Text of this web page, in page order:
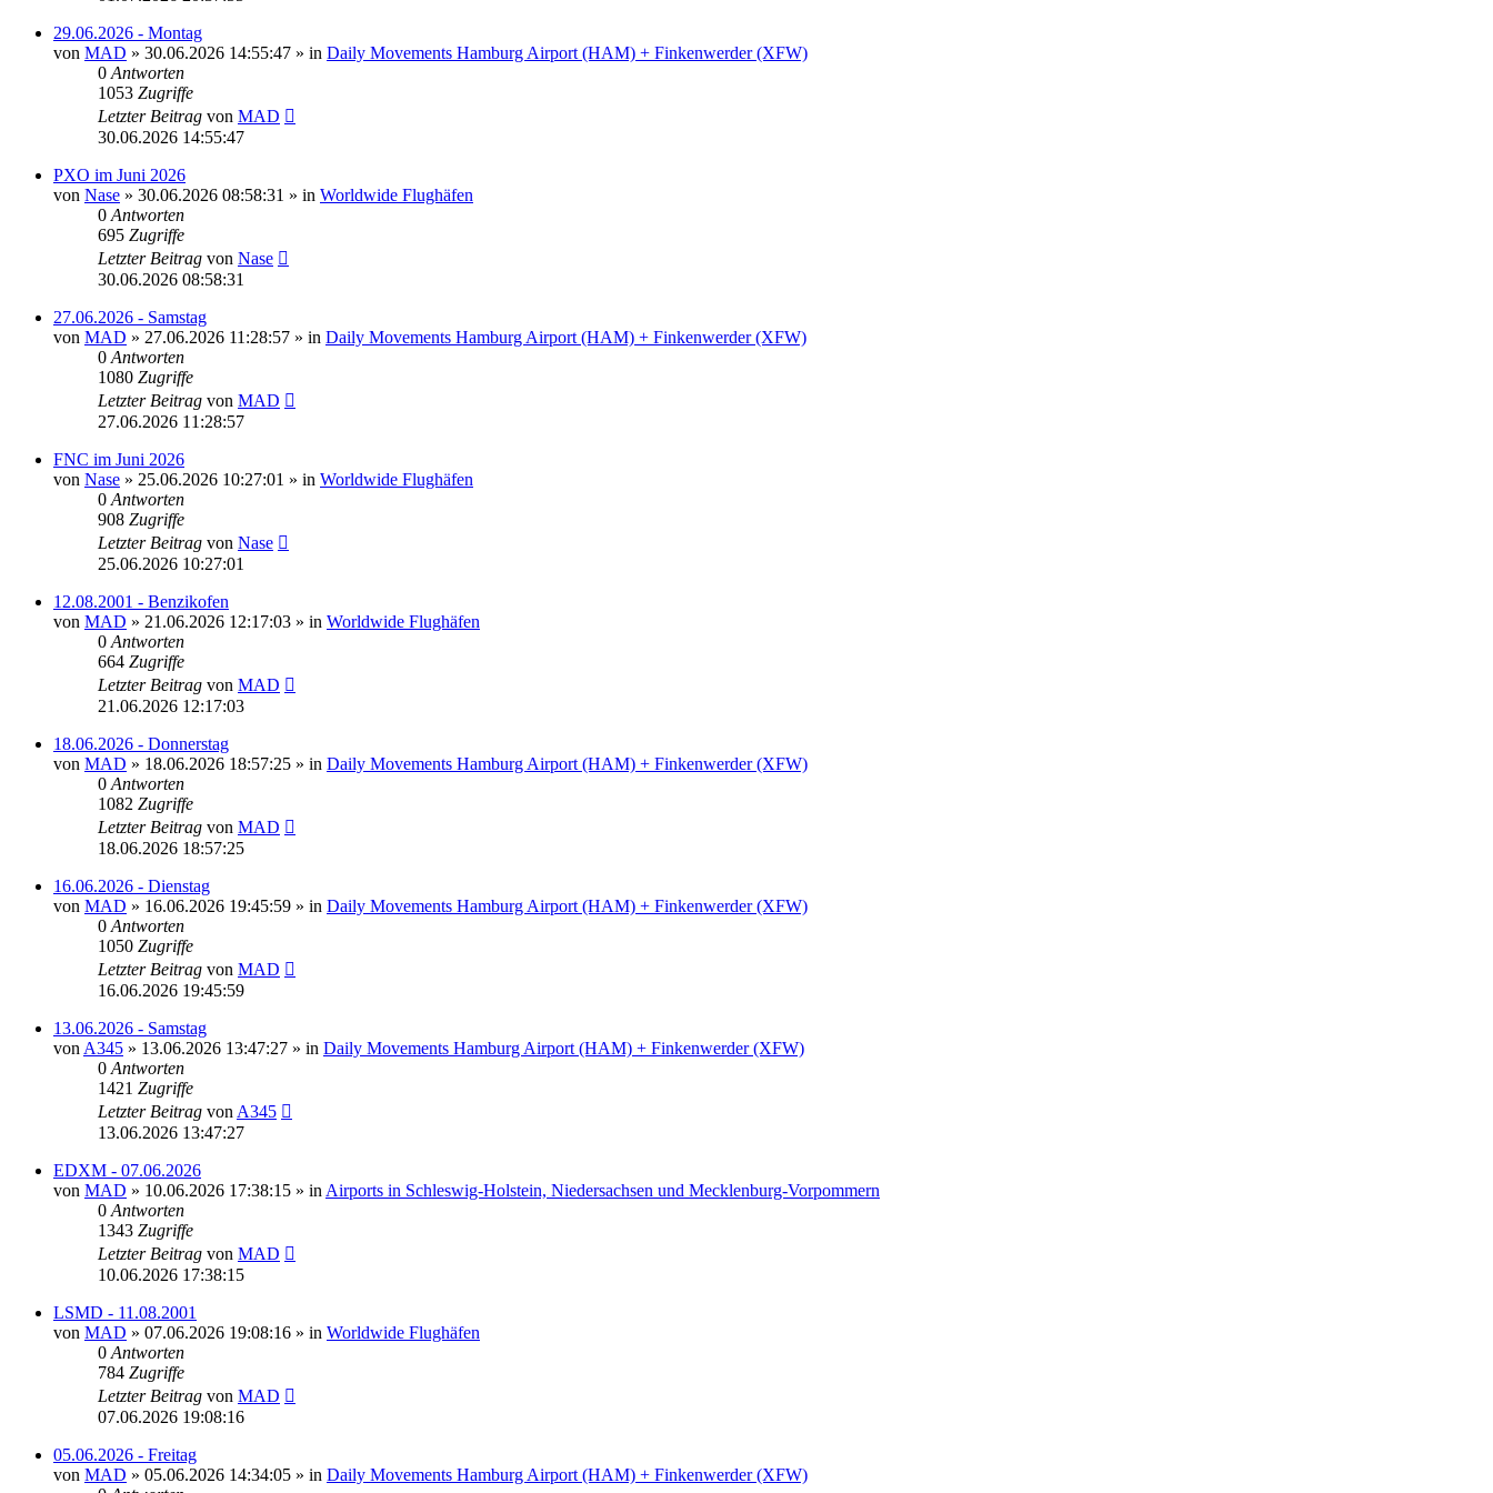
29.06.2026 - Montag
von MAD » 30.06.2026 14:55:47 » in Daily Movements Hamburg Airport (HAM) + Finkenwerder (XFW)
0 Antworten
1053 Zugriffe
Letzter Beitrag von MAD
30.06.2026 14:55:47
PXO im Juni 2026
von Nase » 30.06.2026 08:58:31 » in Worldwide Flughäfen
0 Antworten
695 Zugriffe
Letzter Beitrag von Nase
30.06.2026 08:58:31
27.06.2026 - Samstag
von MAD » 27.06.2026 11:28:57 » in Daily Movements Hamburg Airport (HAM) + Finkenwerder (XFW)
0 Antworten
1080 Zugriffe
Letzter Beitrag von MAD
27.06.2026 11:28:57
FNC im Juni 2026
von Nase » 25.06.2026 10:27:01 » in Worldwide Flughäfen
0 Antworten
908 Zugriffe
Letzter Beitrag von Nase
25.06.2026 10:27:01
12.08.2001 - Benzikofen
von MAD » 21.06.2026 12:17:03 » in Worldwide Flughäfen
0 Antworten
664 Zugriffe
Letzter Beitrag von MAD
21.06.2026 12:17:03
18.06.2026 - Donnerstag
von MAD » 18.06.2026 18:57:25 » in Daily Movements Hamburg Airport (HAM) + Finkenwerder (XFW)
0 Antworten
1082 Zugriffe
Letzter Beitrag von MAD
18.06.2026 18:57:25
16.06.2026 - Dienstag
von MAD » 16.06.2026 19:45:59 » in Daily Movements Hamburg Airport (HAM) + Finkenwerder (XFW)
0 Antworten
1050 Zugriffe
Letzter Beitrag von MAD
16.06.2026 19:45:59
13.06.2026 - Samstag
von A345 » 13.06.2026 13:47:27 » in Daily Movements Hamburg Airport (HAM) + Finkenwerder (XFW)
0 Antworten
1421 Zugriffe
Letzter Beitrag von A345
13.06.2026 13:47:27
EDXM - 07.06.2026
von MAD » 10.06.2026 17:38:15 » in Airports in Schleswig-Holstein, Niedersachsen und Mecklenburg-Vorpommern
0 Antworten
1343 Zugriffe
Letzter Beitrag von MAD
10.06.2026 17:38:15
LSMD - 11.08.2001
von MAD » 07.06.2026 19:08:16 » in Worldwide Flughäfen
0 Antworten
784 Zugriffe
Letzter Beitrag von MAD
07.06.2026 19:08:16
05.06.2026 - Freitag
von MAD » 05.06.2026 14:34:05 » in Daily Movements Hamburg Airport (HAM) + Finkenwerder (XFW)